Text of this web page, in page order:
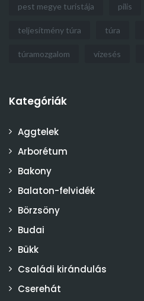
pest megye turistája pilis
teljesítmény túra túra
túramozgalom vízesés
Kategóriák
Aggtelek
Arborétum
Bakony
Balaton-felvidék
Börzsöny
Budai
Bükk
Családi kirándulás
Cserehát